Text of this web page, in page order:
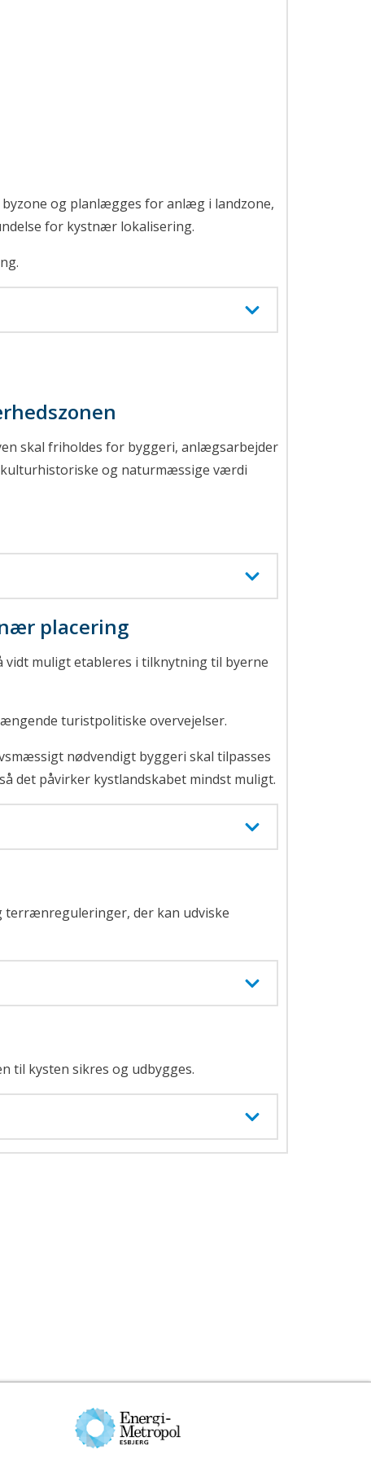
og planlægges for anlæg i landzone,
for kystnær lokalisering.
skal friholdes for byggeri, anlægsarbejder
og naturmæssige værdi
placering
muligt etableres i tilknytning til byerne
turistpolitiske overvejelser.
nødvendigt byggeri skal tilpasses
det påvirker kystlandskabet mindst muligt.
der kan udviske
til kysten sikres og udbygges.